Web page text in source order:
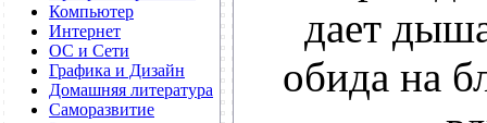
Компьютер
Интернет
ОС и Сети
Графика и Дизайн
Домашняя литература
Саморазвитие
дает
обида на